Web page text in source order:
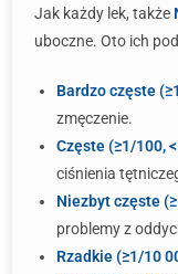
Jak każdy lek, także
uboczne. Oto ich
Bardzo częste
zmęczenie.
Częste (≥1/100,
ciśnienia
Niezbyt częste
problemy z
Rzadkie (≥1/10